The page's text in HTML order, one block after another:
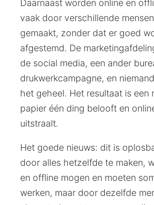
Daarnaast worden online en
vaak door verschillende
gemaakt, zonder dat er goed
afgestemd. De
de social media, een ander
drukwerkcampagne, en
het geheel. Het resultaat is een
papier één ding belooft en
uitstraalt.
Het goede nieuws: dit is
door alles hetzelfde te maken,
en offline mogen en moeten
werken, maar door dezelfde